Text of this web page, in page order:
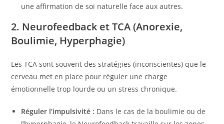
une affirmation de soi naturelle face aux autres.
2. Neurofeedback et TCA (Anorexie,
Boulimie, Hyperphagie)
Les TCA sont souvent des stratégies (inconscientes) que le
cerveau met en place pour réguler une charge
émotionnelle trop lourde ou un stress chronique.
Réguler l’impulsivité : Dans le cas de la boulimie ou de